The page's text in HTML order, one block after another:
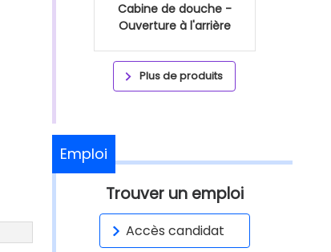
Cabine de douche -
Ouverture à l'arrière
Plus de produits
Emploi
Trouver un emploi
Accès candidat